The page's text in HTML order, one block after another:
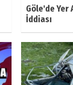
Göle'de Yer
İddiası